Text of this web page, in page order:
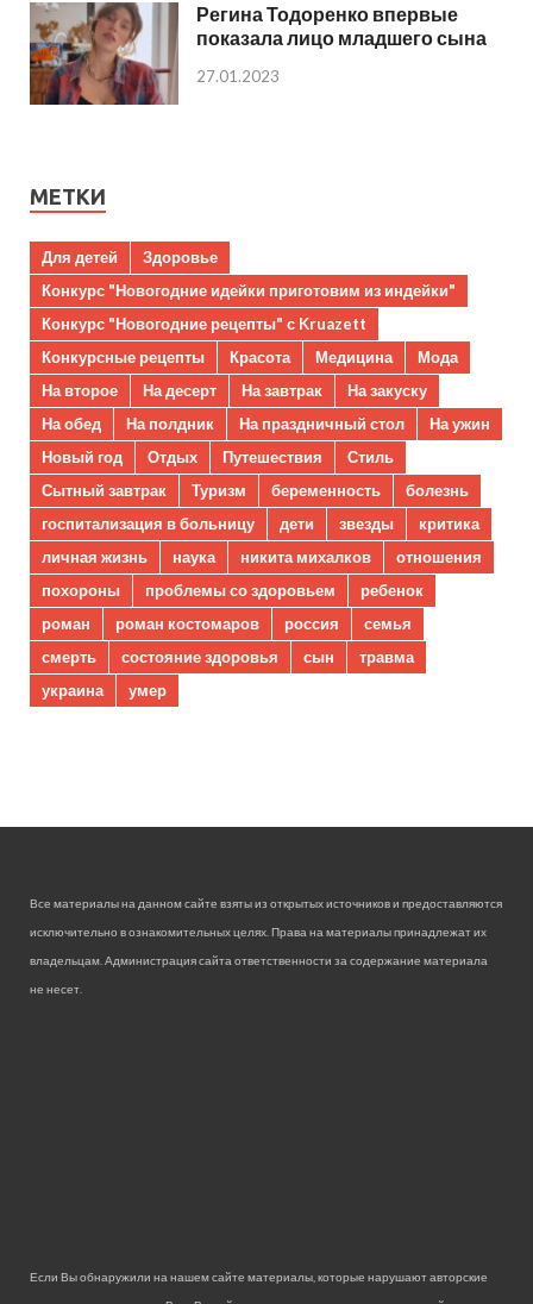
Регина Тодоренко впервые
показала лицо младшего сына
27.01.2023
МЕТКИ
Для детей
Здоровье
Конкурс "Новогодние идейки приготовим из индейки"
Конкурс "Новогодние рецепты" с Kruazett
Конкурсные рецепты
Красота Медицина
Мода
На второе
На десерт На завтрак
На закуску
На обед
На полдник На праздничный стол
На ужин
Новый год
Отдых Путешествия
Стиль
Сытный завтрак
Туризм беременность
болезнь
госпитализация в больницу
дети звезды
критика
личная жизнь
наука никита михалков
отношения
похороны
проблемы со здоровьем
ребенок
роман
роман костомаров россия
семья
смерть
состояние здоровья сын
травма
украина
умер
Все материалы на данном сайте взяты из открытых источников и предоставляются
исключительно в ознакомительных целях. Права на материалы принадлежат их
владельцам. Администрация сайта ответственности за содержание материала
не несет.
Если Вы обнаружили на нашем сайте материалы, которые нарушают авторские